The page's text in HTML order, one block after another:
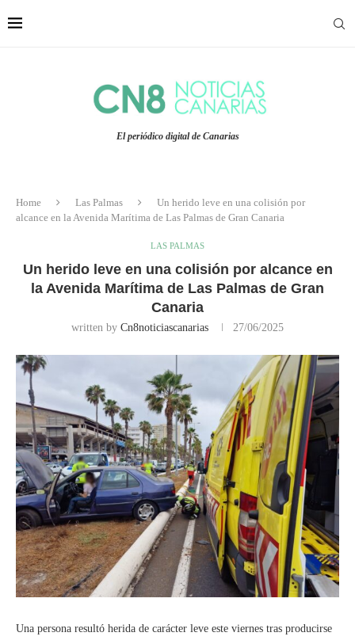
El periódico digital de Canarias
Home Las Palmas
Un herido leve en una colisión por
alcance en la Avenida Marítima de Las Palmas de Gran Canaria
LAS PALMAS
Un herido leve en una colisión por alcance en
la Avenida Marítima de Las Palmas de Gran
Canaria
written by Cn8noticiascanarias 27/06/2025
Una persona resultó herida de carácter leve este viernes tras producirse